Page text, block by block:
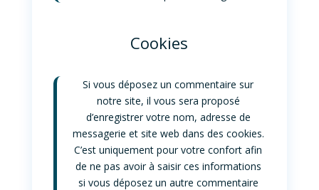
Cookies
Si vous déposez un commentaire sur
notre site, il vous sera proposé
d’enregistrer votre nom, adresse de
messagerie et site web dans des cookies.
C’est uniquement pour votre confort afin
de ne pas avoir à saisir ces informations
si vous déposez un autre commentaire